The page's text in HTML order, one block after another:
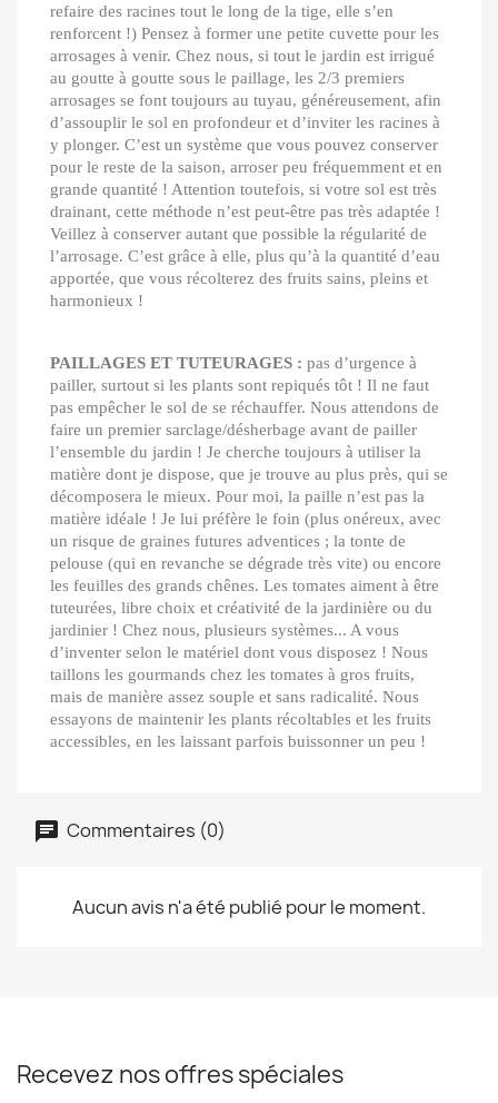
refaire des racines tout le long de la tige, elle s’en
renforcent !) Pensez à former une petite cuvette pour les
arrosages à venir. Chez nous, si tout le jardin est irrigué
au goutte à goutte sous le paillage, les 2/3 premiers
arrosages se font toujours au tuyau, généreusement, afin
d’assouplir le sol en profondeur et d’inviter les racines à
y plonger. C’est un système que vous pouvez conserver
pour le reste de la saison, arroser peu fréquemment et en
grande quantité ! Attention toutefois, si votre sol est très
drainant, cette méthode n’est peut-être pas très adaptée !
Veillez à conserver autant que possible la régularité de
l’arrosage. C’est grâce à elle, plus qu’à la quantité d’eau
apportée, que vous récolterez des fruits sains, pleins et
harmonieux !
PAILLAGES ET TUTEURAGES : pas d’urgence à
pailler, surtout si les plants sont repiqués tôt ! Il ne faut
pas empêcher le sol de se réchauffer. Nous attendons de
faire un premier sarclage/désherbage avant de pailler
l’ensemble du jardin ! Je cherche toujours à utiliser la
matière dont je dispose, que je trouve au plus près, qui se
décomposera le mieux. Pour moi, la paille n’est pas la
matière idéale ! Je lui préfère le foin (plus onéreux, avec
un risque de graines futures adventices ; la tonte de
pelouse (qui en revanche se dégrade très vite) ou encore
les feuilles des grands chênes. Les tomates aiment à être
tuteurées, libre choix et créativité de la jardinière ou du
jardinier ! Chez nous, plusieurs systèmes... A vous
d’inventer selon le matériel dont vous disposez ! Nous
taillons les gourmands chez les tomates à gros fruits,
mais de manière assez souple et sans radicalité. Nous
essayons de maintenir les plants récoltables et les fruits
accessibles, en les laissant parfois buissonner un peu !
Commentaires (0)
Aucun avis n'a été publié pour le moment.
Recevez nos offres spéciales